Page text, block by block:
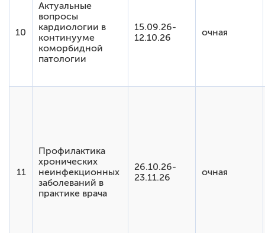
10
Актуальные
вопросы
кардиологии в
континууме
коморбидной
патологии
15.09.26-
12.10.26
очная
11
Профилактика
хронических
неинфекционных
заболеваний в
практике врача
26.10.26-
23.11.26
очная